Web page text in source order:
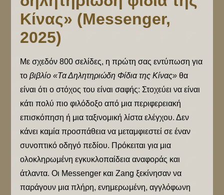
Κίνας» (Messenger,
2025)
Με σχεδόν 800 σελίδες, η πρώτη σας εντύπωση για
τοβιβλίο «Τα Δηλητηριώδη Φίδια της Κίνας» θα
είναι ότι ο στόχος του είναι σαφής: Στοχεύει να είναι
κάτι πολύ πιο φιλόδοξο από μια περιφερειακή
επισκόπηση ή μια ταξινομική λίστα ελέγχου. Δεν
κάνει καμία προσπάθεια να μεταμφιεστεί σε έναν
συνοπτικό οδηγό πεδίου. Πρόκειται για μια
ολοκληρωμένη εγκυκλοπαίδεια αναφοράς και
άτλαντα. Οι Messenger και Zang ξεκίνησαν να
παράγουν μια πλήρη, ενημερωμένη, αγγλόφωνη